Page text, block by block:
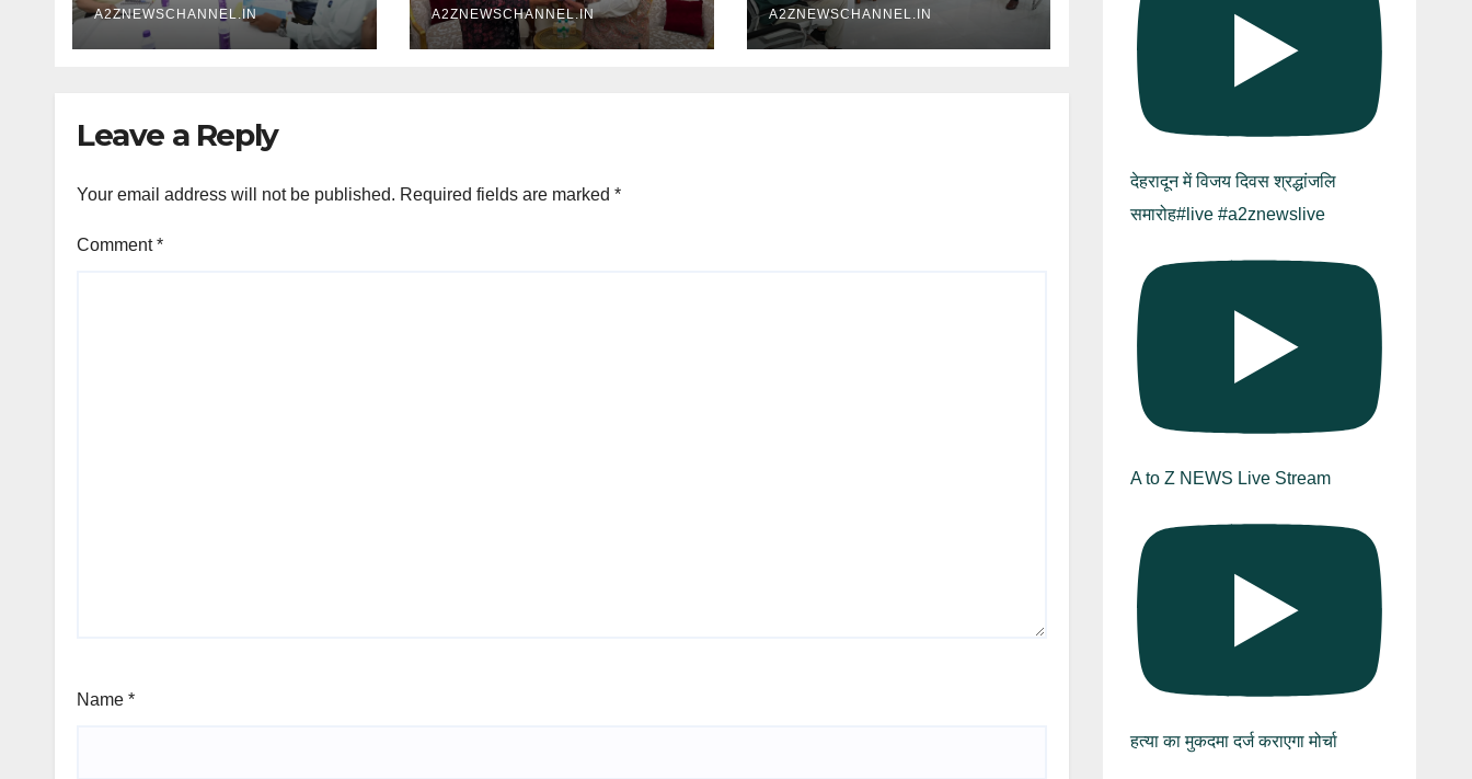
A2ZNEWSCHANNEL.IN A2ZNEWSCHANNEL.IN A2ZNEWSCHANNEL.IN
Leave a Reply
Your email address will not be published. Required fields are marked *
Comment*
Name *
देहरादून में विजय दिवस श्रद्धांजलि
समारोह#live #a2znewslive
A to Z NEWS Live Stream
हत्या का मुकदमा दर्ज कराएगा मोर्चा